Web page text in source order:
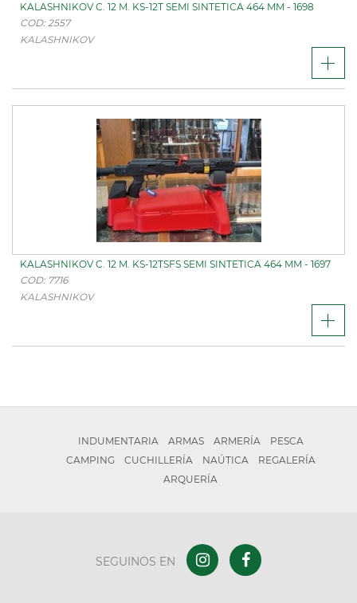
KALASHNIKOV C. 12 M. KS-12T SEMI SINTETICA 464 MM - 1698
COD: 2557
KALASHNIKOV
KALASHNIKOV C. 12 M. KS-12TSFS SEMI SINTETICA 464 MM - 1697
COD: 7716
KALASHNIKOV
INDUMENTARIA ARMAS ARMERÍA
PESCA
CAMPING
CUCHILLERÍA NAÚTICA
REGALERÍA
ARQUERÍA
SEGUINOS EN